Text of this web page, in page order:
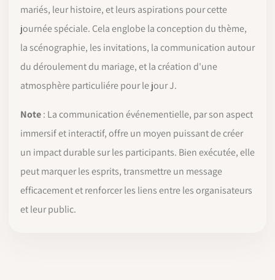
mariés, leur histoire, et leurs aspirations pour cette
journée spéciale. Cela englobe la conception du thème,
la scénographie, les invitations, la communication autour
du déroulement du mariage, et la création d'une
atmosphère particuliére pour le jour J.
Note: La communication événementielle, par son aspect
immersif et interactif, offre un moyen puissant de créer
un impact durable sur les participants. Bien exécutée, elle
peut marquer les esprits, transmettre un message
efficacement et renforcer les liens entre les organisateurs
et leur public.